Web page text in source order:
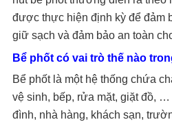
được thực hiện định kỳ để đảm
giữ sạch và đảm bảo an toàn
Bể phốt có vai trò thế nào
Bể phốt là một hệ thống chứa
vệ sinh, bếp, rửa mặt, giặt đồ,
đình, nhà hàng, khách sạn,